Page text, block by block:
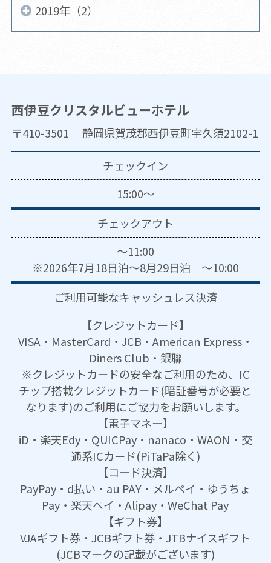
2019年（2）
西伊豆クリスタルビューホテル
〒410-3501 静岡県賀茂郡西伊豆町宇久須2102-1
チェックイン
15:00～
チェックアウト
～11:00
※2026年7月18日泊～8月29日泊 ～10:00
ご利用可能なキャッシュレス決済
【クレジットカード】
VISA・MasterCard・JCB・American Express・
Diners Club・銀聯
※クレジットカードの安全なご利用のため、IC
チップ搭載クレジットカード(暗証番号が必要と
なります)のご利用にご協力をお願いします。
【電子マネー】
iD・楽天Edy・QUICPay・nanaco・WAON・交
通系ICカード(PiTaPa除く)
【コード決済】
PayPay・d払い・au PAY・メルペイ・ゆうちょ
Pay・楽天ペイ・Alipay・WeChat Pay
【ギフト券】
VJAギフト券・JCBギフト券・JTBナイスギフト
(JCBマークの記載がございます)